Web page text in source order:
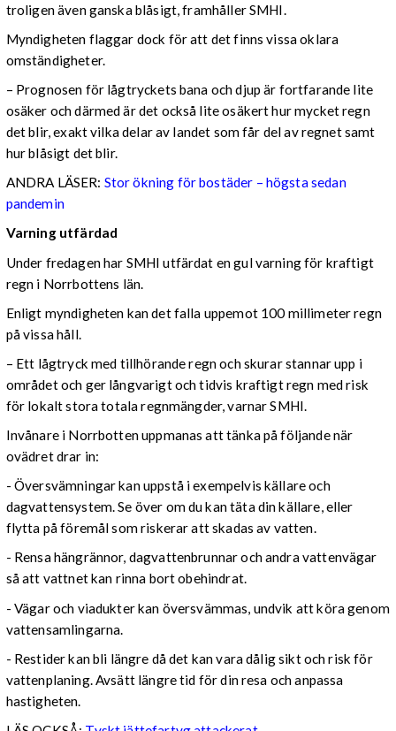
troligen även ganska blåsigt, framhåller SMHI.
Myndigheten flaggar dock för att det finns vissa oklara
omständigheter.
– Prognosen för lågtryckets bana och djup är fortfarande lite
osäker och därmed är det också lite osäkert hur mycket regn
det blir, exakt vilka delar av landet som får del av regnet samt
hur blåsigt det blir.
ANDRA LÄSER: Stor ökning för bostäder – högsta sedan
pandemin
Varning utfärdad
Under fredagen har SMHI utfärdat en gul varning för kraftigt
regn i Norrbottens län.
Enligt myndigheten kan det falla uppemot 100 millimeter regn
på vissa håll.
– Ett lågtryck med tillhörande regn och skurar stannar upp i
området och ger långvarigt och tidvis kraftigt regn med risk
för lokalt stora totala regnmängder, varnar SMHI.
Invånare i Norrbotten uppmanas att tänka på följande när
ovädret drar in:
- Översvämningar kan uppstå i exempelvis källare och
dagvattensystem. Se över om du kan täta din källare, eller
flytta på föremål som riskerar att skadas av vatten.
- Rensa hängrännor, dagvattenbrunnar och andra vattenvägar
så att vattnet kan rinna bort obehindrat.
- Vägar och viadukter kan översvämmas, undvik att köra genom
vattensamlingarna.
- Restider kan bli längre då det kan vara dålig sikt och risk för
vattenplaning. Avsätt längre tid för din resa och anpassa
hastigheten.